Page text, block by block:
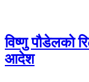
विष्णु पौडेलको
आदेश